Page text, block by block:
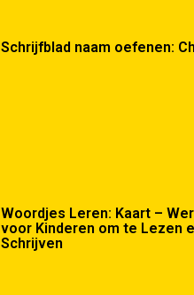
Schrijfblad naam oefenen:
Woordjes Leren: Kaart –
voor Kinderen om te Lezen
Schrijven